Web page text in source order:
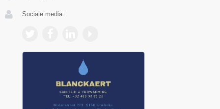
Sociale media: